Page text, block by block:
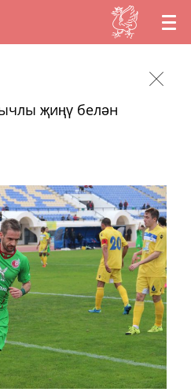
TT
җиңү белән